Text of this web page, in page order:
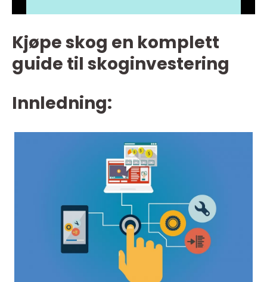
Kjøpe skog en komplett
guide til skoginvestering
Innledning: